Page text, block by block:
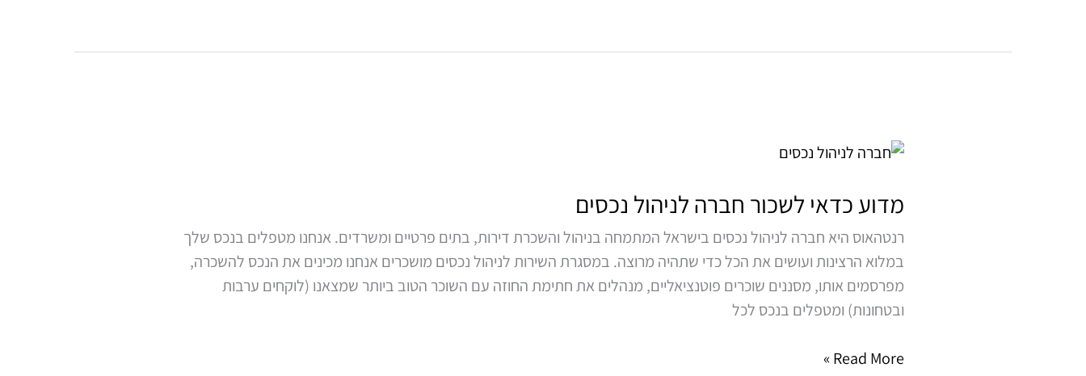
מדוע כדאי לשכור חברה לניהול נכסים
רנטהאוס היא חברה לניהול נכסים בישראל המתמחה בניהול והשכרת דירות, בתים פרטיים ומשרדים. אנחנו מטפלים בנכס שלך
במלוא הרצינות ועושים את הכל כדי שתהיה מרוצה. במסגרת השירות לניהול נכסים מושכרים אנחנו מכינים את הנכס להשכרה,
מפרסמים אותו, מסננים שוכרים פוטנציאליים, מנהלים את חתימת החוזה עם השוכר הטוב ביותר שמצאנו (לוקחים ערבות
ובטחונות) ומטפלים בנכס לכל
מדוע
לשכור
לניהול
נכסים
Read More »